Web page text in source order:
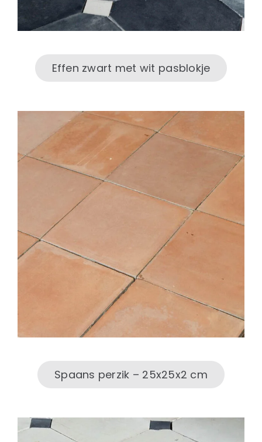
Effen zwart met wit pasblokje
Spaans perzik – 25x25x2 cm